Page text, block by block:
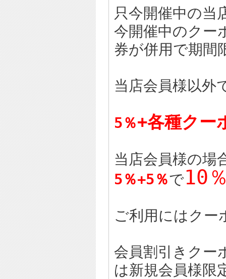
只今開催中の当
今開催中のクー
券が併用で期間
当店会員様以外
5％+各種クー
当店会員様の場
5％+5％で10
ご利用にはクー
会員割引きクー
は新規会員様限